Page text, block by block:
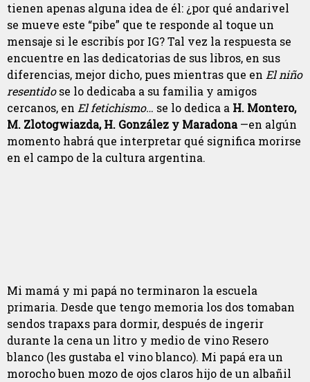
tienen apenas alguna idea de él: ¿por qué andarivel
se mueve este “pibe” que te responde al toque un
mensaje si le escribís por IG? Tal vez la respuesta se
encuentre en las dedicatorias de sus libros, en sus
diferencias, mejor dicho, pues mientras que en El niño
resentidose lo dedicaba a su familia y amigos
cercanos, en El fetichismo… se lo dedica a H. Montero,
M. Zlotogwiazda, H. González y Maradona—en algún
momento habrá que interpretar qué significa morirse
en el campo de la cultura argentina.
Mi mamá y mi papá no terminaron la escuela
primaria. Desde que tengo memoria los dos tomaban
sendos trapaxs para dormir, después de ingerir
durante la cena un litro y medio de vino Resero
blanco (les gustaba el vino blanco). Mi papá era un
morocho buen mozo de ojos claros hijo de un albañil